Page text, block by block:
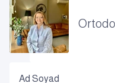
Ad Soyad